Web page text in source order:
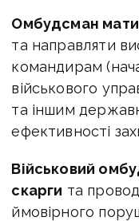
Омбудсман
та направляти
командирам
військового
та іншим
ефективності
Військовий
скарги та
ймовірного